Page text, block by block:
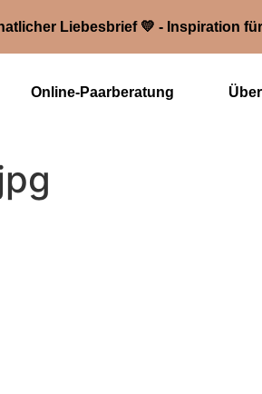
Liebesbrief 💛 - Inspiration
Online-Paarberatung